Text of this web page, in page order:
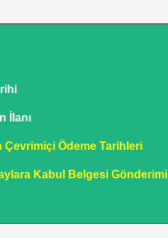
İlanı
Ödeme Tarihleri
Kabul Belgesi Gönderimi